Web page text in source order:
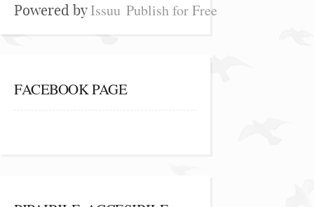
Powered byIssuu Publish for Free
FACEBOOK PAGE